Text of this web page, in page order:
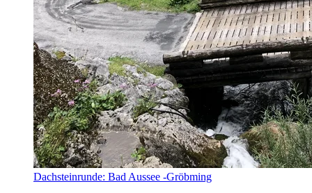
Dachsteinrunde: Bad Aussee -Gröbming